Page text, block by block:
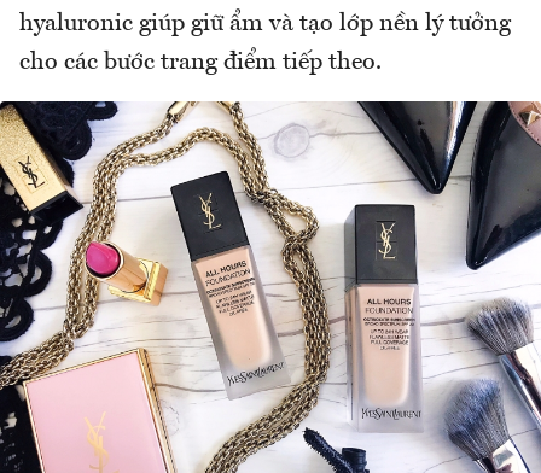
hyaluronic giúp giữ ẩm và tạo lớp nền lý tưởng
cho các bước trang điểm tiếp theo.